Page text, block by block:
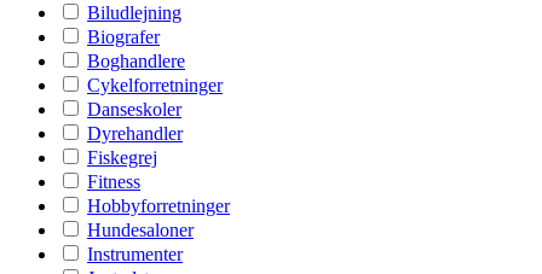
Biludlejning
Biografer
Boghandlere
Cykelforretninger
Danseskoler
Dyrehandler
Fiskegrej
Fitness
Hobbyforretninger
Hundesaloner
Instrumenter